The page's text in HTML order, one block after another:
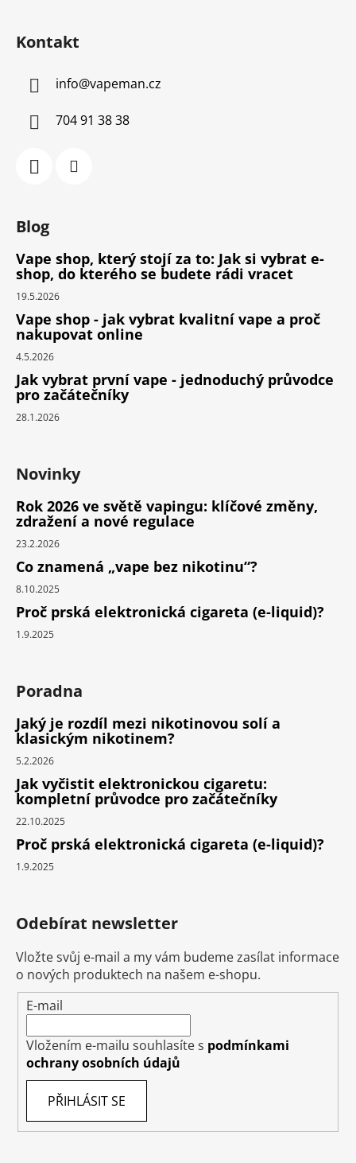
Kontakt
info@vapeman.cz
704 91 38 38
Blog
Vape shop, který stojí za to: Jak si vybrat e-
shop, do kterého se budete rádi vracet
19.5.2026
Vape shop - jak vybrat kvalitní vape a proč
nakupovat online
4.5.2026
Jak vybrat první vape - jednoduchý průvodce
pro začátečníky
28.1.2026
Novinky
Rok 2026 ve světě vapingu: klíčové změny,
zdražení a nové regulace
23.2.2026
Co znamená „vape bez nikotinu“?
8.10.2025
Proč prská elektronická cigareta (e-liquid)?
1.9.2025
Poradna
Jaký je rozdíl mezi nikotinovou solí a
klasickým nikotinem?
5.2.2026
Jak vyčistit elektronickou cigaretu:
kompletní průvodce pro začátečníky
22.10.2025
Proč prská elektronická cigareta (e-liquid)?
1.9.2025
Odebírat newsletter
Vložte svůj e-mail a my vám budeme zasílat informace
o nových produktech na našem e-shopu.
E-mail
Vložením e-mailu souhlasíte s podmínkami
ochrany osobních údajů
PŘIHLÁSIT SE